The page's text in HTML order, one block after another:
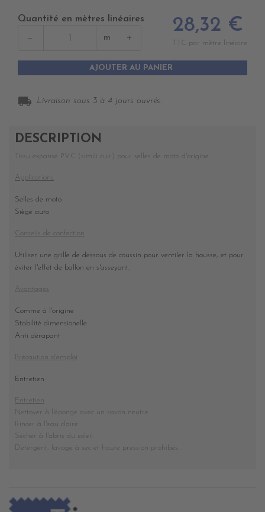
Quantité en mètres linéaires
− m +
28,32 €
TTC par mètre linéaire
AJOUTER AU PANIER
local_shipping Livraison sous 3 à 4 jours ouvrés.
DESCRIPTION
Tissu expansé P.V.C (simili cuir) pour selles de moto d'origine.
Applications
Selles de moto
Siège auto
Conseils de confection
Utiliser une grille de dessous de coussin pour ventiler la housse, et pour
éviter l'effet de ballon en s'asseyant.
Avantages
Comme à l'origine
Stabilité dimensionelle
Anti dérapant
Précaution d'emploi
Entretien
Entretien
Nettoyer à l'éponge avec un savon neutre
Rincer à l'eau claire
Sécher à l'abris du soleil
Détergent, lavage à sec et haute pression prohibés